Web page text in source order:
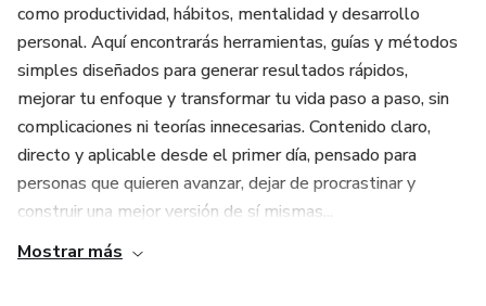
como productividad, hábitos, mentalidad y desarrollo
personal. Aquí encontrarás herramientas, guías y métodos
simples diseñados para generar resultados rápidos,
mejorar tu enfoque y transformar tu vida paso a paso, sin
complicaciones ni teorías innecesarias. Contenido claro,
directo y aplicable desde el primer día, pensado para
personas que quieren avanzar, dejar de procrastinar y
construir una mejor versión de sí mismas...
Mostrar más